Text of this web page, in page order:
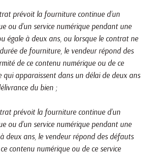
prévoit la fourniture continue d’un
ou d’un service numérique pendant une
égale à deux ans, ou lorsque le contrat ne
de fourniture, le vendeur répond des
de ce contenu numérique ou de ce
qui apparaissent dans un délai de deux ans
du bien ;
prévoit la fourniture continue d’un
ou d’un service numérique pendant une
deux ans, le vendeur répond des défauts
contenu numérique ou de ce service